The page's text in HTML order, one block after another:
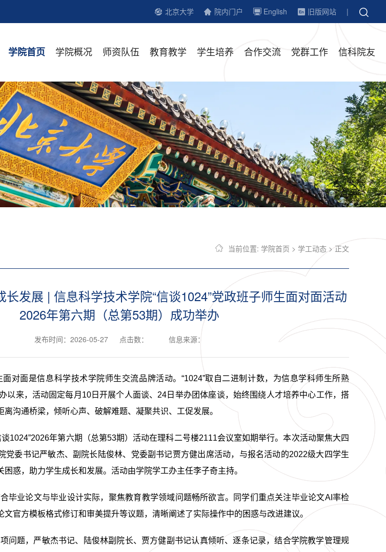
北京大学 院内门户 English 旧版网站 |
学院首页 学院概况 师资队伍 教育教学 学生培养 合作交流 党群工作 信科院友
当前位置: 学院首页 > 学工动态 > 正文
发展 | 信息科学技术学院“信谈1024”党政班子师生面对面活动
2026年第六期（总第53期）成功举办
发布时间：2026-05-27 点击数： 信息来源：
面对面是信息科学技术学院师生交流品牌活动。“1024”取自二进制计数，为信息学科师生所熟
以来，活动固定每月10日开展个人面谈、24日举办团体座谈，始终围绕人才培养中心工作，搭
沟通桥梁，倾听心声、破解难题、凝聚共识、工促发展。
1024”2026年第六期（总第53期）活动在理科二号楼2111会议室如期举行。本次活动聚焦大四
党委书记严敏杰、副院长陆俊林、党委副书记贾方健出席活动，与报名活动的2022级大四学生
惑，助力学生成长和发展。活动由学院学工办主任李子奇主持。
毕业论文与毕业设计实际，聚焦教育教学领域问题畅所欲言。同学们重点关注毕业论文AI率检
官方模板格式修订和审美提升等议题，清晰阐述了实际操作中的困惑与改进建议。
问题，严敏杰书记、陆俊林副院长、贾方健副书记认真倾听、逐条记录，结合学院教学管理规